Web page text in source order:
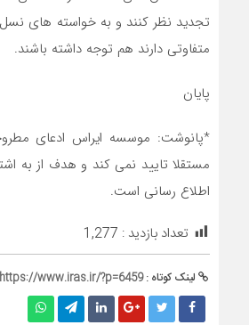
تجدید نظر کنند و به خواسته های
متفاوتی دارند هم توجه داشته باشند.
پایان
*پانوشت: موسسه ایراس ادعای
مستقلا تایید نمی کند و هدف از به
اطلاع رسانی است.
تعداد بازدید : 1,277
لینک کوتاه :https://www.iras.ir/?p=6459